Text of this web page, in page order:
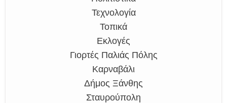
Τεχνολογία
Τοπικά
Εκλογές
Γιορτές Παλιάς Πόλης
Καρναβάλι
Δήμος Ξάνθης
Σταυρούπολη